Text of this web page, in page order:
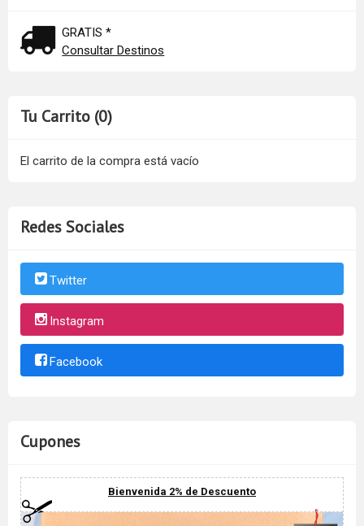
GRATIS *
Consultar Destinos
Tu Carrito (0)
El carrito de la compra está vacío
Redes Sociales
Twitter
Instagram
Facebook
Cupones
Bienvenida 2% de Descuento